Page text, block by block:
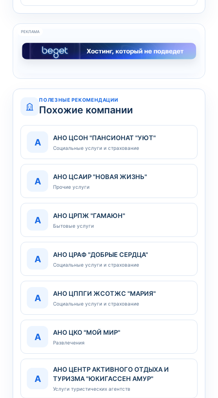
РЕКЛАМА
ПОЛЕЗНЫЕ РЕКОМЕНДАЦИИ
Похожие компании
А АНО ЦСОН "ПАНСИОНАТ "УЮТ"
Социальные услуги и страхование
А АНО ЦСАИР "НОВАЯ ЖИЗНЬ"
Прочие услуги
А АНО ЦРПЖ "ГАМАЮН"
Бытовые услуги
А АНО ЦРАФ "ДОБРЫЕ СЕРДЦА"
Социальные услуги и страхование
А АНО ЦППГИ ЖСОТЖС "МАРИЯ"
Социальные услуги и страхование
А АНО ЦКО "МОЙ МИР"
Развлечения
А
АНО ЦЕНТР АКТИВНОГО ОТДЫХА И
ТУРИЗМА "ЮКИГАССЕН АМУР"
Услуги туристических агентств